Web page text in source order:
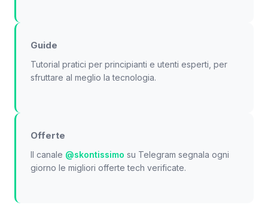
Guide
Tutorial pratici per principianti e utenti esperti, per
sfruttare al meglio la tecnologia.
Offerte
Il canale @skontissimo su Telegram segnala ogni
giorno le migliori offerte tech verificate.